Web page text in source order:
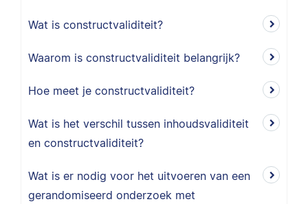
Wat is constructvaliditeit?
Waarom is constructvaliditeit belangrijk?
Hoe meet je constructvaliditeit?
Wat is het verschil tussen inhoudsvaliditeit
en constructvaliditeit?
Wat is er nodig voor het uitvoeren van een
gerandomiseerd onderzoek met